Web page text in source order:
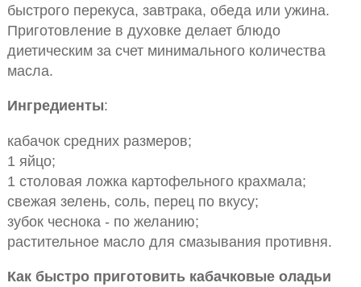
быстрого перекуса, завтрака, обеда или ужина.
Приготовление в духовке делает блюдо
диетическим за счет минимального количества
масла.
Ингредиенты:
кабачок средних размеров;
1 яйцо;
1 столовая ложка картофельного крахмала;
свежая зелень, соль, перец по вкусу;
зубок чеснока - по желанию;
растительное масло для смазывания противня.
Как быстро приготовить кабачковые оладьи